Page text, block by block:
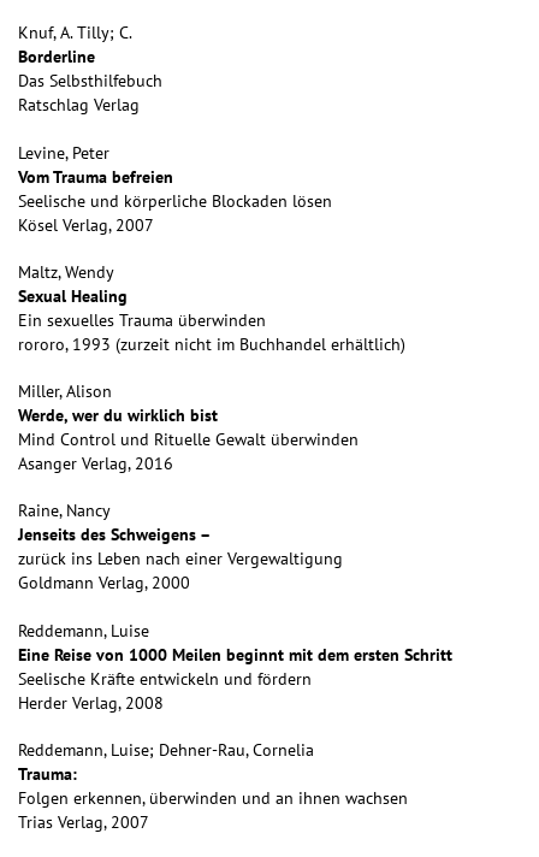
Knuf, A. Tilly; C.
Borderline
Das Selbsthilfebuch
Ratschlag Verlag
Levine, Peter
Vom Trauma befreien
Seelische und körperliche Blockaden lösen
Kösel Verlag, 2007
Maltz, Wendy
Sexual Healing
Ein sexuelles Trauma überwinden
rororo, 1993 (zurzeit nicht im Buchhandel erhältlich)
Miller, Alison
Werde, wer du wirklich bist
Mind Control und Rituelle Gewalt überwinden
Asanger Verlag, 2016
Raine, Nancy
Jenseits des Schweigens –
zurück ins Leben nach einer Vergewaltigung
Goldmann Verlag, 2000
Reddemann, Luise
Eine Reise von 1000 Meilen beginnt mit dem ersten Schritt
Seelische Kräfte entwickeln und fördern
Herder Verlag, 2008
Reddemann, Luise; Dehner-Rau, Cornelia
Trauma:
Folgen erkennen, überwinden und an ihnen wachsen
Trias Verlag, 2007